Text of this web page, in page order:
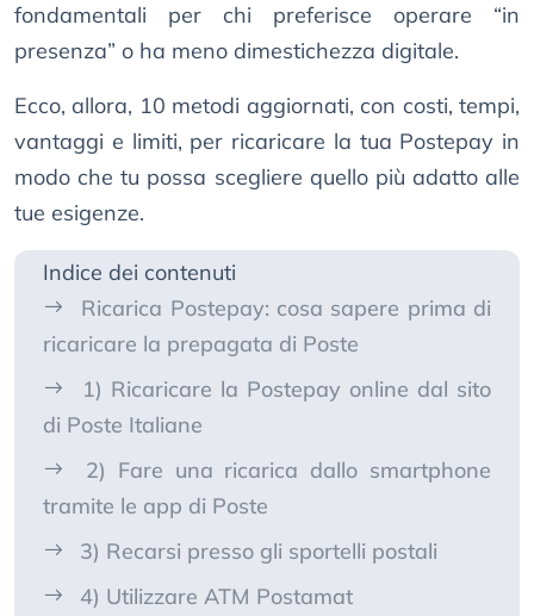
fondamentali per chi preferisce operare “in
presenza” o ha meno dimestichezza digitale.
Ecco, allora, 10 metodi aggiornati, con costi, tempi,
vantaggi e limiti, per ricaricare la tua Postepay in
modo che tu possa scegliere quello più adatto alle
tue esigenze.
Indice dei contenuti
Ricarica Postepay: cosa sapere prima di
ricaricare la prepagata di Poste
1) Ricaricare la Postepay online dal sito
di Poste Italiane
2) Fare una ricarica dallo smartphone
tramite le app di Poste
3) Recarsi presso gli sportelli postali
4) Utilizzare ATM Postamat